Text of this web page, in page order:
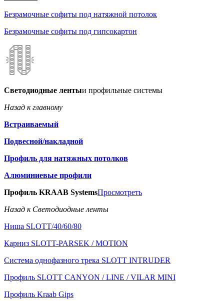
Безрамочные софиты под натяжной потолок
Безрамочные софиты под гипсокартон
Светодиодные лентыи профильные системы
Назад к главному
Встраиваемый
Подвесной/накладной
Профиль для натяжных потолков
Алюминиевые профили
Профиль KRAAB SystemsПросмотреть
Назад к Светодиодные ленты
Ниша SLOTT/40/60/80
Карниз SLOTT-PARSEK / MOTION
Система однофазного трека SLOTT INTRUDER
Профиль SLOTT CANYON / LINE / VILAR MINI
Профиль Kraab Gips